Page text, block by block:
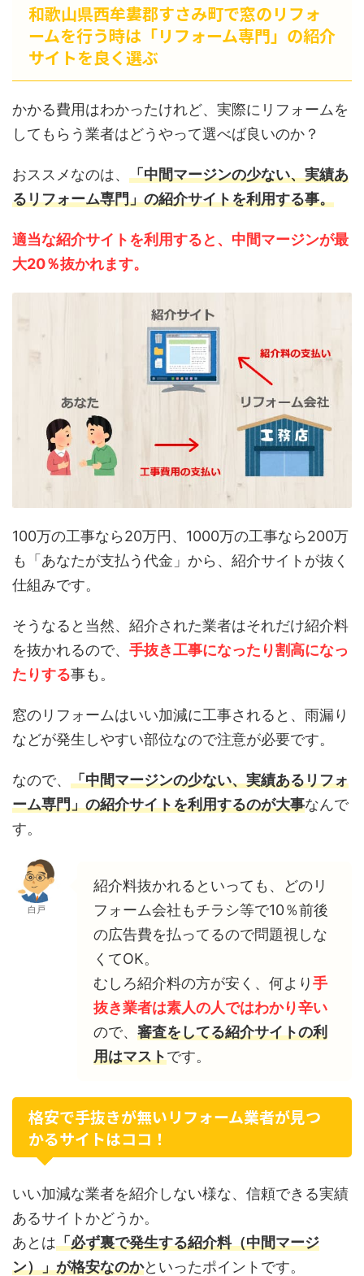
和歌山県西牟婁郡すさみ町で窓のリフォ
ームを行う時は「リフォーム専門」の紹介
サイトを良く選ぶ
かかる費用はわかったけれど、実際にリフォームを
してもらう業者はどうやって選べば良いのか？
おススメなのは、 「中間マージンの少ない、実績あ
るリフォーム専門」の紹介サイトを利用する事。
適当な紹介サイトを利用すると、中間マージンが最
大20％抜かれます。
100万の工事なら20万円、1000万の工事なら200万
も「あなたが支払う代金」から、紹介サイトが抜く
仕組みです。
そうなると当然、紹介された業者はそれだけ紹介料
を抜かれるので、 手抜き工事になったり割高になっ
たりする事も。
窓のリフォームはいい加減に工事されると、雨漏り
などが発生しやすい部位なので注意が必要です。
なので、 「中間マージンの少ない、実績あるリフォ
ーム専門」の紹介サイトを利用するのが大事なんで
す。
白戸
紹介料抜かれるといっても、どのリ
フォーム会社もチラシ等で10％前後
の広告費を払ってるので問題視しな
くてOK。
むしろ紹介料の方が安く、何より手
抜き業者は素人の人ではわかり辛い
ので、 審査をしてる紹介サイトの利
用はマストです。
格安で手抜きが無いリフォーム業者が見つ
かるサイトはココ！
いい加減な業者を紹介しない様な、信頼できる実績
あるサイトかどうか。
あとは「必ず裏で発生する紹介料（中間マージ
ン）」が格安なのかといったポイントです。